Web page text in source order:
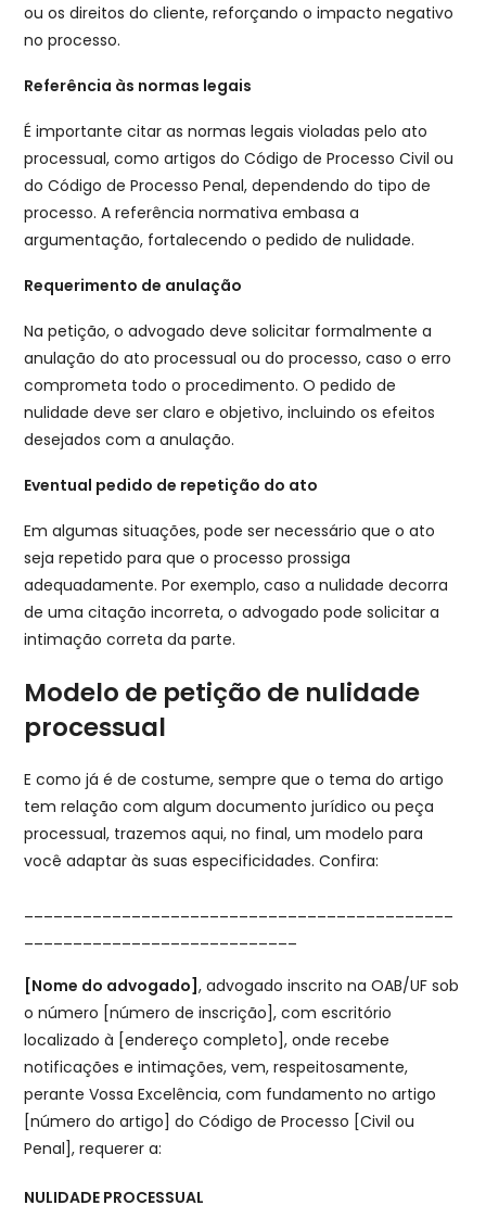
ou os direitos do cliente, reforçando o impacto negativo
no processo.
Referência às normas legais
É importante citar as normas legais violadas pelo ato
processual, como artigos do Código de Processo Civil ou
do Código de Processo Penal, dependendo do tipo de
processo. A referência normativa embasa a
argumentação, fortalecendo o pedido de nulidade.
Requerimento de anulação
Na petição, o advogado deve solicitar formalmente a
anulação do ato processual ou do processo, caso o erro
comprometa todo o procedimento. O pedido de
nulidade deve ser claro e objetivo, incluindo os efeitos
desejados com a anulação.
Eventual pedido de repetição do ato
Em algumas situações, pode ser necessário que o ato
seja repetido para que o processo prossiga
adequadamente. Por exemplo, caso a nulidade decorra
de uma citação incorreta, o advogado pode solicitar a
intimação correta da parte.
Modelo de petição de nulidade
processual
E como já é de costume, sempre que o tema do artigo
tem relação com algum documento jurídico ou peça
processual, trazemos aqui, no final, um modelo para
você adaptar às suas especificidades. Confira:
[Nome do advogado], advogado inscrito na OAB/UF sob
o número [número de inscrição], com escritório
localizado à [endereço completo], onde recebe
notificações e intimações, vem, respeitosamente,
perante Vossa Excelência, com fundamento no artigo
[número do artigo] do Código de Processo [Civil ou
Penal], requerer a:
NULIDADE PROCESSUAL